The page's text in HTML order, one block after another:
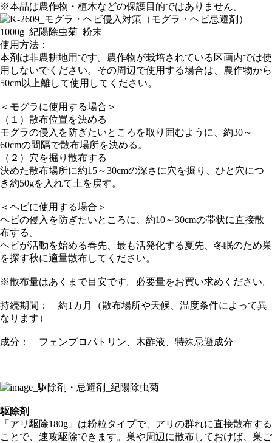
※本品は農作物・植木などの保護目的ではありません。
使用方法：
本剤は非農耕地用です。農作物が栽培されている区画内では使
用しないでください。その周辺で使用する場合は、農作物から
50cm以上離して使用してください。
＜モグラに使用する場合＞
（１）散布位置を決める
モグラの侵入を防ぎたいところを取り囲むように、約30～
60cmの間隔で散布場所を決める。
（２）穴を掘り散布する
決めた散布場所に約15～30cmの深さに穴を掘り、ひと穴につ
き約50gを入れて土を戻す。
＜ヘビに使用する場合＞
ヘビの侵入を防ぎたいところに、約10～30cmの帯状に直接散
布する。
ヘビが活動を始める春先、最も活発化する夏先、冬眠のため巣
を探す秋に適量散布してください。
※散布量はあくまで目安です。必要量をお買い求めください。
持続期間： 約1カ月（散布場所や天候、温度条件によって異
なります）
成分： フェンプロパトリン、木酢液、特殊忌避成分
駆除剤
「アリ駆除180g」は粉粒タイプで、アリの群れに直接散布する
ことで、速攻駆除できます。巣や周辺に散布しておけば、巣ご